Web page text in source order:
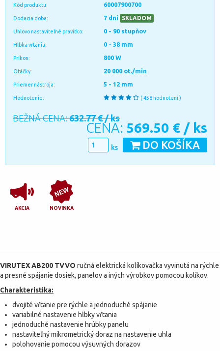
Kód produktu: 60007900700
Dodacia doba: 7 dní SKLADOM
Uhlovo nastaviteľné pravitko: 0 - 90 stupňov
Hĺbka vŕtania: 0 - 38 mm
Príkon: 800 W
Otáčky: 20 000 ot./min
Priemer nástroja: 5 - 12 mm
Hodnotenie: ( 458 hodnotení )
BEŽNÁ CENA:632.77 € / ks
CENA: 569.50 € / ks
DO KOŠÍKA
ks
AKCIA NOVINKA
VIRUTEX AB200 TVVO ručná elektrická kolíkovačka vyvinutá na rýchle
a presné spájanie dosiek, panelov a iných výrobkov pomocou kolíkov.
Charakteristika:
dvojité vŕtanie pre rýchle a jednoduché spájanie
variabilné nastavenie hĺbky vŕtania
jednoduché nastavenie hrúbky panelu
nastaviteľný mikrometrický doraz na nastavenie uhla
polohovanie pomocou výsuvných dorazov